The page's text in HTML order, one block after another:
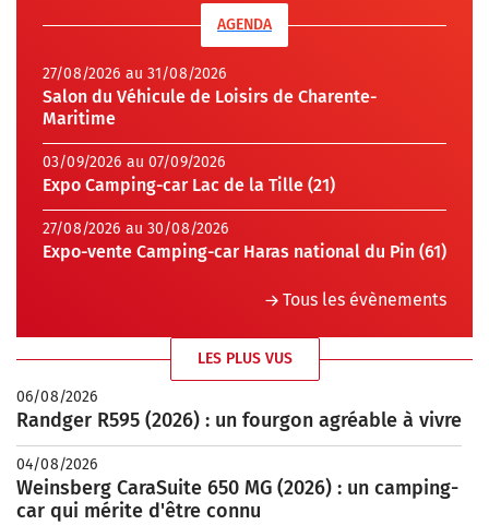
AGENDA
27/08/2026 au 31/08/2026
Salon du Véhicule de Loisirs de Charente-
Maritime
03/09/2026 au 07/09/2026
Expo Camping-car Lac de la Tille (21)
27/08/2026 au 30/08/2026
Expo-vente Camping-car Haras national du Pin (61)
Tous les évènements
LES PLUS VUS
06/08/2026
Randger R595 (2026) : un fourgon agréable à vivre
04/08/2026
Weinsberg CaraSuite 650 MG (2026) : un camping-
car qui mérite d'être connu